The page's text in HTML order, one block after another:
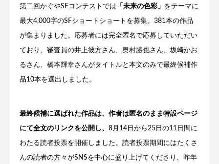
第二回かぐやSFコンテストでは 「未来の色彩」 をテーマに
最大4,000字のSFショートショートを募集。381本の作品
が集まりました。応募者には完全匿名で応募していただい
ており、審査員の井上彼方さん、奥村勝也さん、坂崎かお
るさん、橋本輝幸さんがタイトルと本文のみで最終候補作
品10本を選出しました。
最終候補に選ばれた作品は、作者は匿名のまま特設ページ
にて全文のリンクを公開し、 8月14日から25日の11日間に
わたる読者投票を開催しました。読者投票期間にはたくさ
んの読者の方々がSNSを中心に盛り上げてくださり、昨年